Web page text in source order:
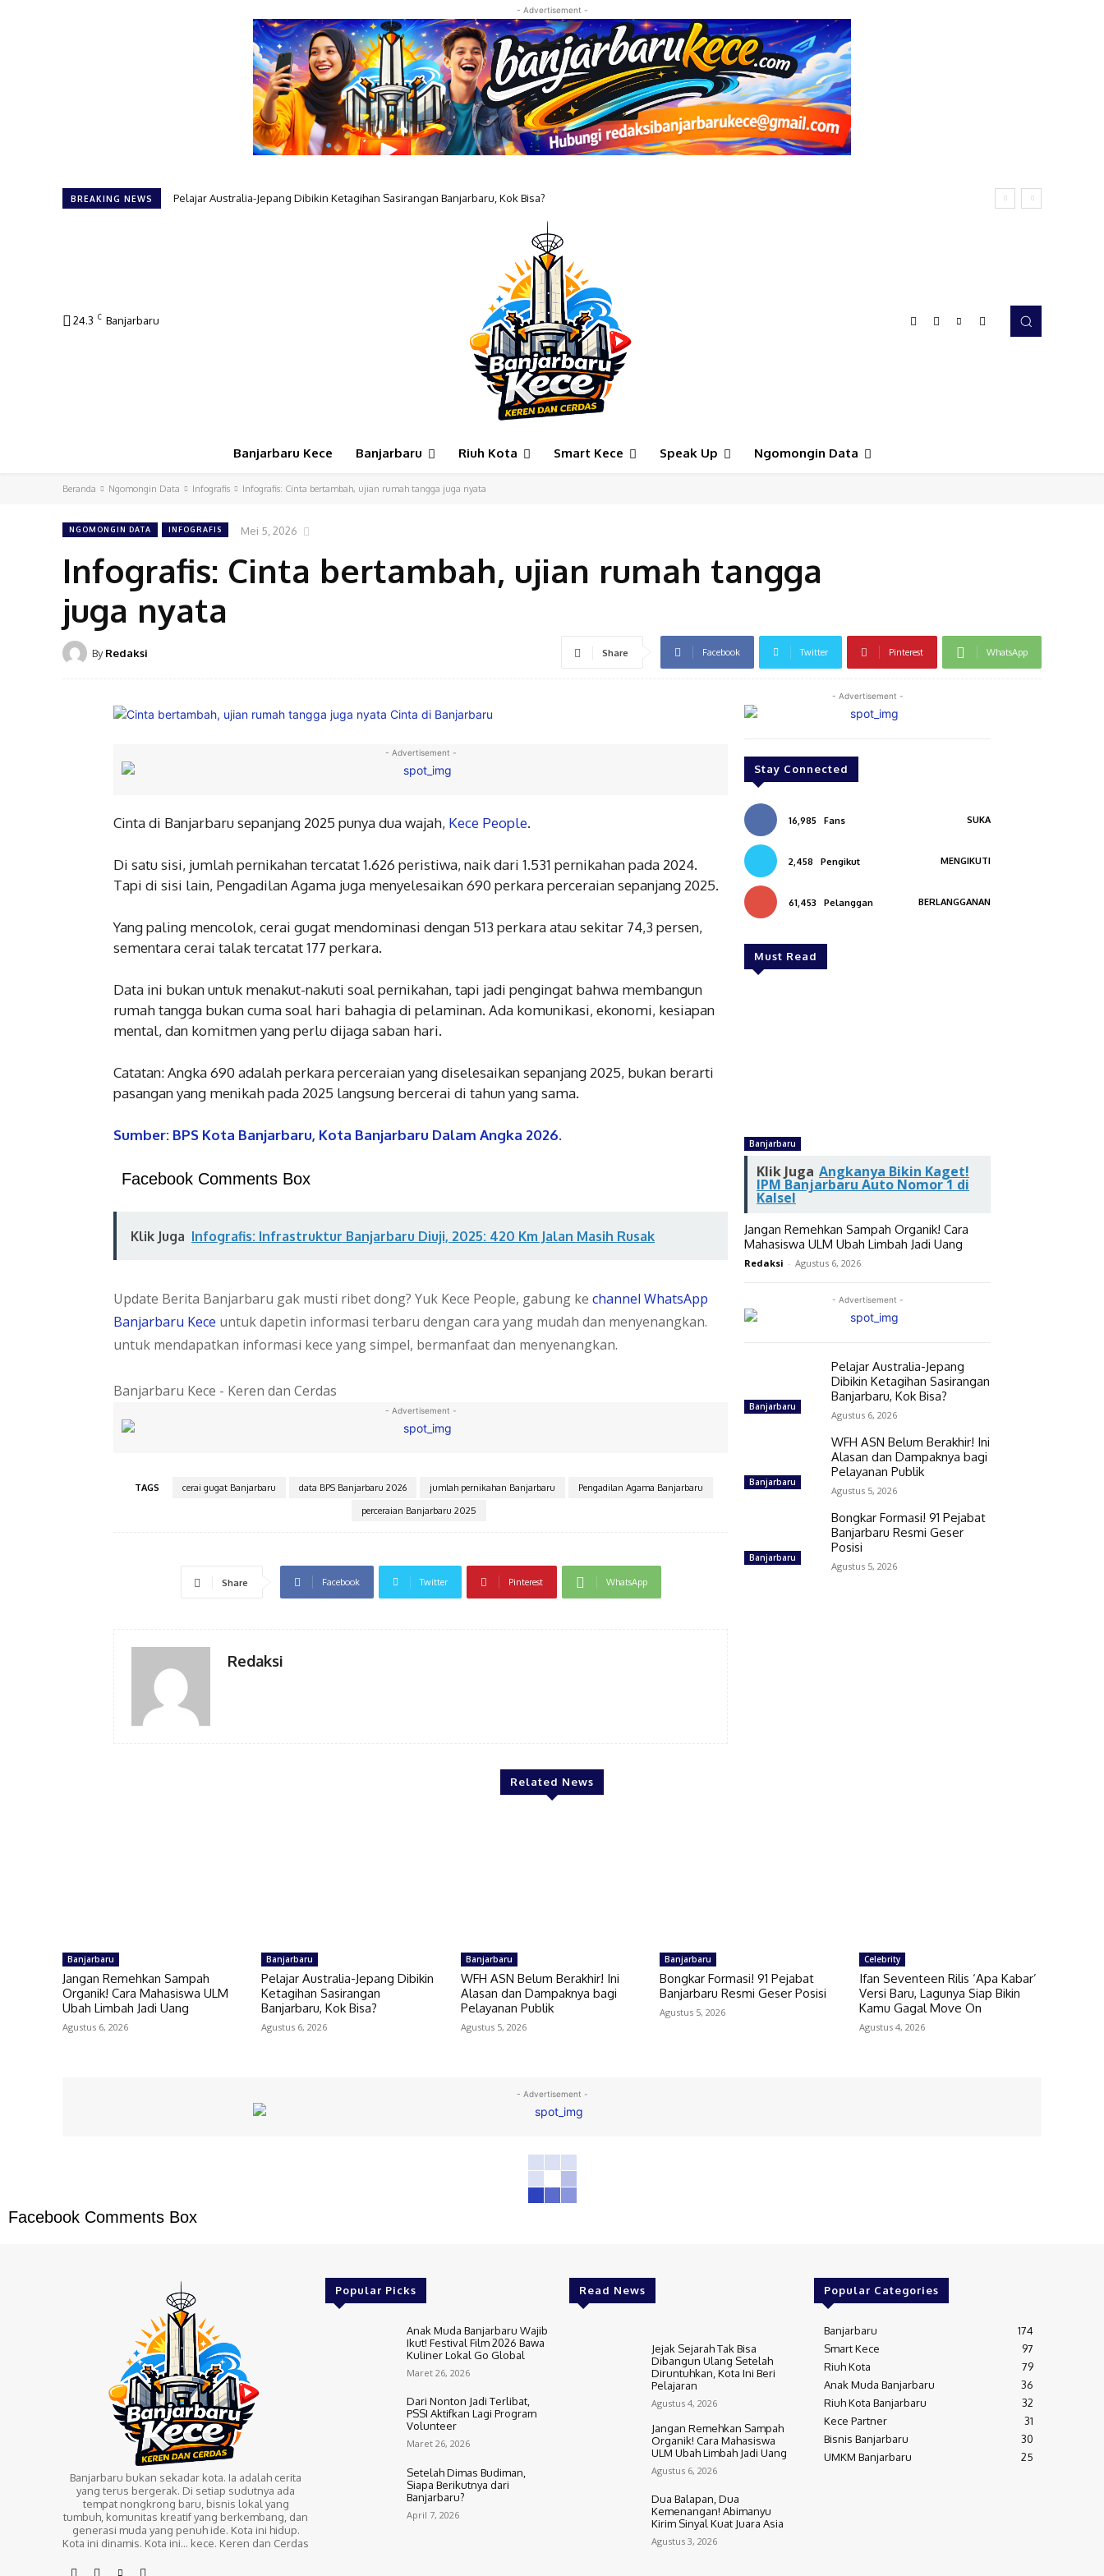
- Advertisement -
BREAKING NEWS Pelajar Australia-Jepang Dibikin Ketagihan Sasirangan Banjarbaru, Kok Bisa?
WFH ASN Belum Berakhir! Ini Alasan dan Dampaknya bagi Pelayanan Publik
24.3 C Banjarbaru
Banjarbaru Kece Banjarbaru Riuh Kota Smart Kece Speak Up Ngomongin Data
Beranda Ngomongin Data Infografis Infografis: Cinta bertambah, ujian rumah tangga juga nyata
NGOMONGIN DATA INFOGRAFIS Mei 5, 2026
Infografis: Cinta bertambah, ujian rumah tangga
juga nyata
By Redaksi Share Facebook Twitter Pinterest WhatsApp
- Advertisement -
Cinta di Banjarbaru sepanjang 2025 punya dua wajah, Kece People.
Di satu sisi, jumlah pernikahan tercatat 1.626 peristiwa, naik dari 1.531 pernikahan pada 2024.
Tapi di sisi lain, Pengadilan Agama juga menyelesaikan 690 perkara perceraian sepanjang 2025.
Yang paling mencolok, cerai gugat mendominasi dengan 513 perkara atau sekitar 74,3 persen,
sementara cerai talak tercatat 177 perkara.
Data ini bukan untuk menakut-nakuti soal pernikahan, tapi jadi pengingat bahwa membangun
rumah tangga bukan cuma soal hari bahagia di pelaminan. Ada komunikasi, ekonomi, kesiapan
mental, dan komitmen yang perlu dijaga saban hari.
Catatan: Angka 690 adalah perkara perceraian yang diselesaikan sepanjang 2025, bukan berarti
pasangan yang menikah pada 2025 langsung bercerai di tahun yang sama.
Sumber: BPS Kota Banjarbaru, Kota Banjarbaru Dalam Angka 2026.
Facebook Comments Box
Klik Juga Infografis: Infrastruktur Banjarbaru Diuji, 2025: 420 Km Jalan Masih Rusak
Update Berita Banjarbaru gak musti ribet dong? Yuk Kece People, gabung ke channel WhatsApp
Banjarbaru Kece untuk dapetin informasi terbaru dengan cara yang mudah dan menyenangkan.
untuk mendapatkan informasi kece yang simpel, bermanfaat dan menyenangkan.
Banjarbaru Kece - Keren dan Cerdas
- Advertisement -
TAGS cerai gugat Banjarbaru data BPS Banjarbaru 2026 jumlah pernikahan Banjarbaru
Pengadilan Agama Banjarbaru
perceraian Banjarbaru 2025
Share Facebook Twitter Pinterest WhatsApp
Redaksi
- Advertisement -
Stay Connected
16,985 Fans SUKA
2,458 Pengikut MENGIKUTI
61,453 Pelanggan BERLANGGANAN
Must Read
Banjarbaru
Klik Juga Angkanya Bikin Kaget!
IPM Banjarbaru Auto Nomor 1 di
Kalsel
Jangan Remehkan Sampah Organik! Cara
Mahasiswa ULM Ubah Limbah Jadi Uang
Redaksi - Agustus 6, 2026
- Advertisement -
Banjarbaru
Pelajar Australia-Jepang
Dibikin Ketagihan Sasirangan
Banjarbaru, Kok Bisa?
Agustus 6, 2026
Banjarbaru
WFH ASN Belum Berakhir! Ini
Alasan dan Dampaknya bagi
Pelayanan Publik
Agustus 5, 2026
Banjarbaru
Bongkar Formasi! 91 Pejabat
Banjarbaru Resmi Geser
Posisi
Agustus 5, 2026
Related News
Banjarbaru
Jangan Remehkan Sampah
Organik! Cara Mahasiswa ULM
Ubah Limbah Jadi Uang
Agustus 6, 2026
Banjarbaru
Pelajar Australia-Jepang Dibikin
Ketagihan Sasirangan
Banjarbaru, Kok Bisa?
Agustus 6, 2026
Banjarbaru
WFH ASN Belum Berakhir! Ini
Alasan dan Dampaknya bagi
Pelayanan Publik
Agustus 5, 2026
Banjarbaru
Bongkar Formasi! 91 Pejabat
Banjarbaru Resmi Geser Posisi
Agustus 5, 2026
Celebrity
Ifan Seventeen Rilis ‘Apa Kabar’
Versi Baru, Lagunya Siap Bikin
Kamu Gagal Move On
Agustus 4, 2026
- Advertisement -
Facebook Comments Box
Banjarbaru bukan sekadar kota. Ia adalah cerita
yang terus bergerak. Di setiap sudutnya ada
tempat nongkrong baru, bisnis lokal yang
tumbuh, komunitas kreatif yang berkembang, dan
generasi muda yang penuh ide. Kota ini hidup.
Kota ini dinamis. Kota ini… kece. Keren dan Cerdas
Popular Picks
Anak Muda Banjarbaru Wajib
Ikut! Festival Film 2026 Bawa
Kuliner Lokal Go Global
Maret 26, 2026
Dari Nonton Jadi Terlibat,
PSSI Aktifkan Lagi Program
Volunteer
Maret 26, 2026
Setelah Dimas Budiman,
Siapa Berikutnya dari
Banjarbaru?
April 7, 2026
Read News
Jejak Sejarah Tak Bisa
Dibangun Ulang Setelah
Diruntuhkan, Kota Ini Beri
Pelajaran
Agustus 4, 2026
Jangan Remehkan Sampah
Organik! Cara Mahasiswa
ULM Ubah Limbah Jadi Uang
Agustus 6, 2026
Dua Balapan, Dua
Kemenangan! Abimanyu
Kirim Sinyal Kuat Juara Asia
Agustus 3, 2026
Popular Categories
Banjarbaru
174
Smart Kece
97
Riuh Kota
79
Anak Muda Banjarbaru
36
Riuh Kota Banjarbaru
32
Kece Partner
31
Bisnis Banjarbaru
30
UMKM Banjarbaru
25